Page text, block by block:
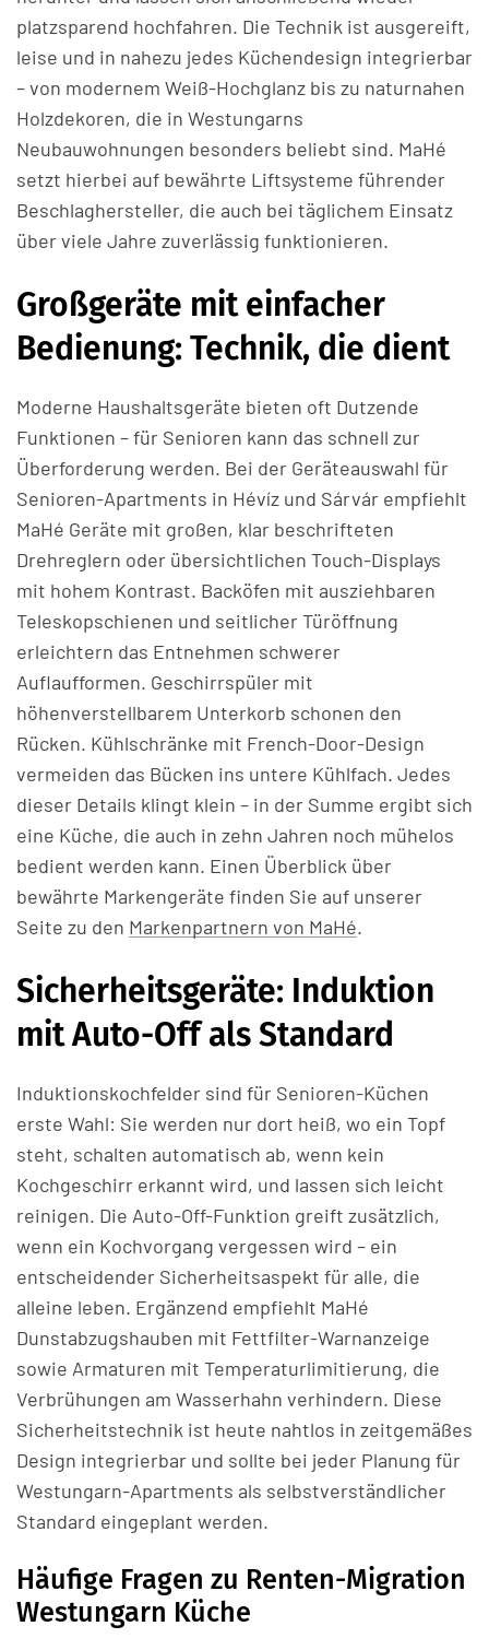
platzsparend hochfahren. Die Technik ist ausgereift,
leise und in nahezu jedes Küchendesign integrierbar
– von modernem Weiß-Hochglanz bis zu naturnahen
Holzdekoren, die in Westungarns
Neubauwohnungen besonders beliebt sind. MaHé
setzt hierbei auf bewährte Liftsysteme führender
Beschlaghersteller, die auch bei täglichem Einsatz
über viele Jahre zuverlässig funktionieren.
Großgeräte mit einfacher
Bedienung: Technik, die dient
Moderne Haushaltsgeräte bieten oft Dutzende
Funktionen – für Senioren kann das schnell zur
Überforderung werden. Bei der Geräteauswahl für
Senioren-Apartments in Hévíz und Sárvár empfiehlt
MaHé Geräte mit großen, klar beschrifteten
Drehreglern oder übersichtlichen Touch-Displays
mit hohem Kontrast. Backöfen mit ausziehbaren
Teleskopschienen und seitlicher Türöffnung
erleichtern das Entnehmen schwerer
Auflaufformen. Geschirrspüler mit
höhenverstellbarem Unterkorb schonen den
Rücken. Kühlschränke mit French-Door-Design
vermeiden das Bücken ins untere Kühlfach. Jedes
dieser Details klingt klein – in der Summe ergibt sich
eine Küche, die auch in zehn Jahren noch mühelos
bedient werden kann. Einen Überblick über
bewährte Markengeräte finden Sie auf unserer
Seite zu den Markenpartnern von MaHé.
Sicherheitsgeräte: Induktion
mit Auto-Off als Standard
Induktionskochfelder sind für Senioren-Küchen
erste Wahl: Sie werden nur dort heiß, wo ein Topf
steht, schalten automatisch ab, wenn kein
Kochgeschirr erkannt wird, und lassen sich leicht
reinigen. Die Auto-Off-Funktion greift zusätzlich,
wenn ein Kochvorgang vergessen wird – ein
entscheidender Sicherheitsaspekt für alle, die
alleine leben. Ergänzend empfiehlt MaHé
Dunstabzugshauben mit Fettfilter-Warnanzeige
sowie Armaturen mit Temperaturlimitierung, die
Verbrühungen am Wasserhahn verhindern. Diese
Sicherheitstechnik ist heute nahtlos in zeitgemäßes
Design integrierbar und sollte bei jeder Planung für
Westungarn-Apartments als selbstverständlicher
Standard eingeplant werden.
Häufige Fragen zu Renten-Migration
Westungarn Küche